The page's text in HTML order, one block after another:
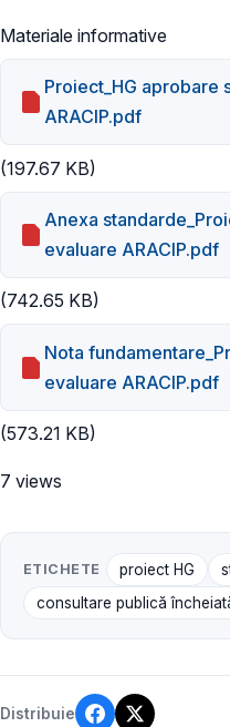
Materiale informative
Proiect_HG aprobare
ARACIP.pdf
(197.67 KB)
Anexa
evaluare ARACIP.pdf
(742.65 KB)
Nota
evaluare ARACIP.pdf
(573.21 KB)
7 views
ETICHETE proiect HG
consultare publică
Distribuie